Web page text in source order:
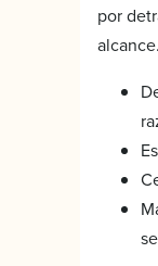
por